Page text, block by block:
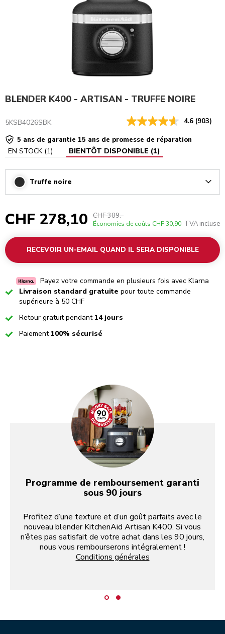
BLENDER K400 - ARTISAN - TRUFFE NOIRE
5KSB4026SBK 4.6 (903)
5 ans de garantie 15 ans de promesse de réparation
EN STOCK(1) BIENTÔT DISPONIBLE (1)
Truffe noire
CHF 278,10 CHF 309.-
Économies de coûts CHF 30,90 TVA incluse
RECEVOIR UN-EMAIL QUAND IL SERA DISPONIBLE
Payez votre commande en plusieurs fois avec Klarna
CheckedLivraison standard gratuite pour toute commande
supérieure à 50 CHF
CheckedRetour gratuit pendant 14 jours
CheckedPaiement 100% sécurisé
Programme de remboursement garanti
sous 90 jours
Profitez d’une texture et d’un goût parfaits avec le
nouveau blender KitchenAid Artisan K400. Si vous
n’êtes pas satisfait de votre achat dans les 90 jours,
nous vous rembourserons intégralement !
Conditions générales